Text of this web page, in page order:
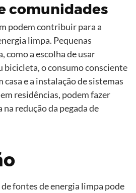
comunidades
podem contribuir para a
limpa. Pequenas
como a escolha de usar
o consumo consciente
e a instalação de sistemas
residências, podem fazer
redução da pegada de
fontes de energia limpa pode